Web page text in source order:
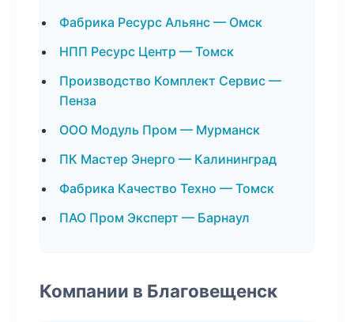
Фабрика Ресурс Альянс — Омск
НПП Ресурс Центр — Томск
Производство Комплект Сервис —
Пенза
ООО Модуль Пром — Мурманск
ПК Мастер Энерго — Калининград
Фабрика Качество Техно — Томск
ПАО Пром Эксперт — Барнаул
Компании в Благовещенск